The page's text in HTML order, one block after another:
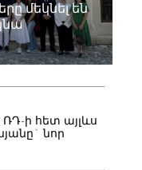
մեկնել են
ՌԴ-ի հետ այլևս
նոր